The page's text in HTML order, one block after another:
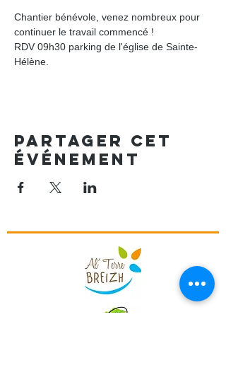
Chantier bénévole, venez nombreux pour
continuer le travail commencé !
RDV 09h30 parking de l'église de Sainte-
Hélène.
Partager cet
événement